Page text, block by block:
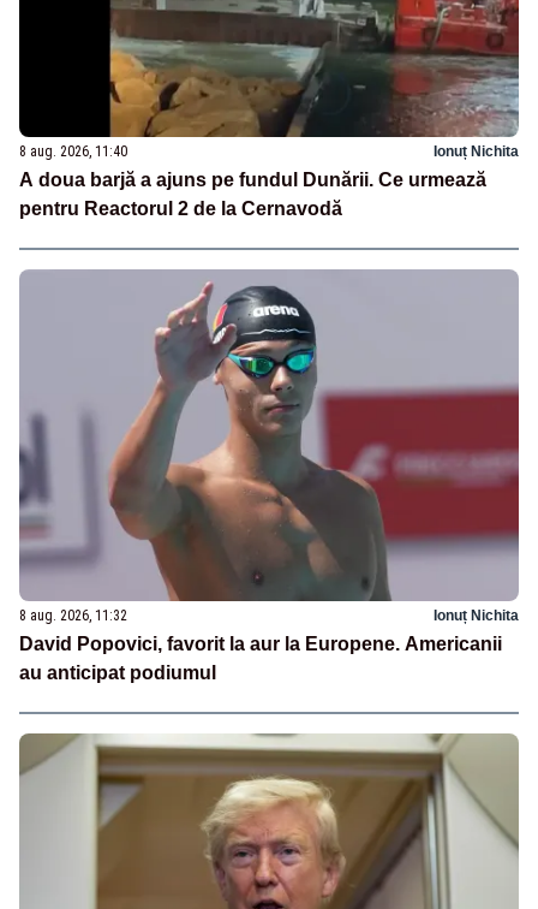
8 aug. 2026, 11:40 Ionuț Nichita
A doua barjă a ajuns pe fundul Dunării. Ce urmează
pentru Reactorul 2 de la Cernavodă
8 aug. 2026, 11:32 Ionuț Nichita
David Popovici, favorit la aur la Europene. Americanii
au anticipat podiumul